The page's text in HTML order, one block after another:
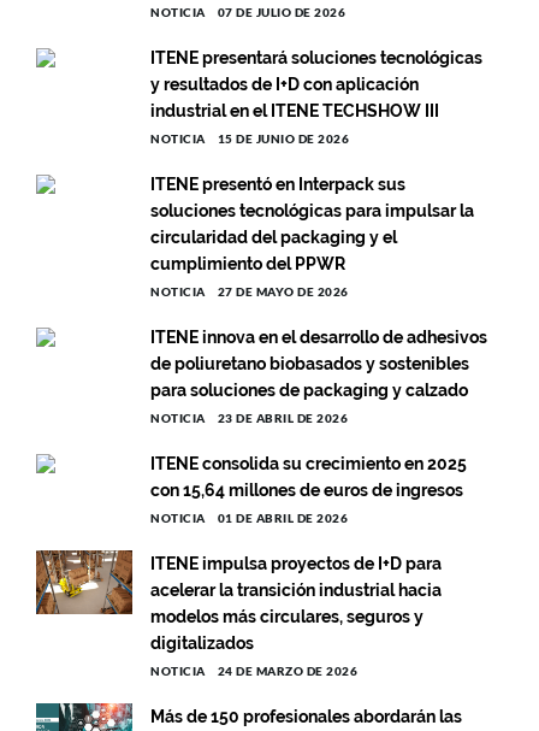
NOTICIA 07 DE JULIO DE 2026
ITENE presentará soluciones tecnológicas
y resultados de I+D con aplicación
industrial en el ITENE TECHSHOW III
NOTICIA 15 DE JUNIO DE 2026
ITENE presentó en Interpack sus
soluciones tecnológicas para impulsar la
circularidad del packaging y el
cumplimiento del PPWR
NOTICIA 27 DE MAYO DE 2026
ITENE innova en el desarrollo de adhesivos
de poliuretano biobasados y sostenibles
para soluciones de packaging y calzado
NOTICIA 23 DE ABRIL DE 2026
ITENE consolida su crecimiento en 2025
con 15,64 millones de euros de ingresos
NOTICIA 01 DE ABRIL DE 2026
ITENE impulsa proyectos de I+D para
acelerar la transición industrial hacia
modelos más circulares, seguros y
digitalizados
NOTICIA 24 DE MARZO DE 2026
Más de 150 profesionales abordarán las